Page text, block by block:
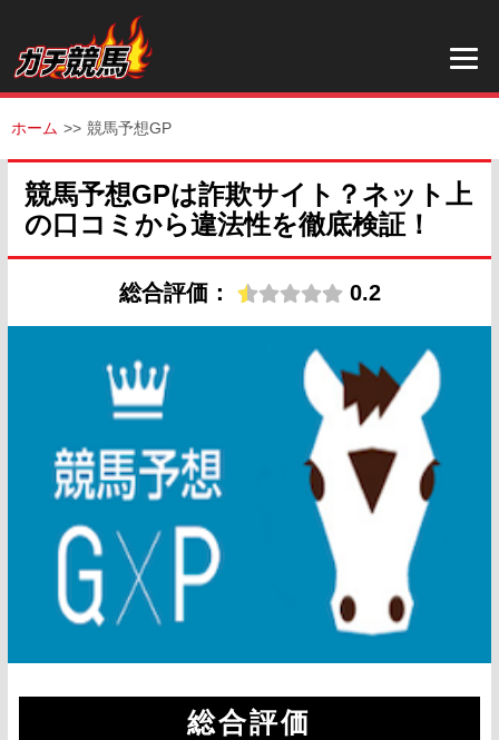
ホーム 競馬予想GP
競馬予想GPは詐欺サイト？ネット上
の口コミから違法性を徹底検証！
総合評価： 0.2
総合評価